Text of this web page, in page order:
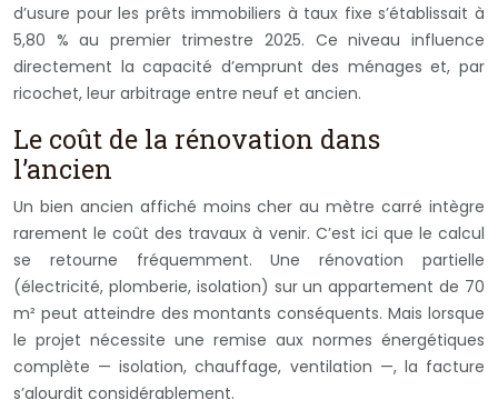
d’usure pour les prêts immobiliers à taux fixe s’établissait à
5,80 % au premier trimestre 2025. Ce niveau influence
directement la capacité d’emprunt des ménages et, par
ricochet, leur arbitrage entre neuf et ancien.
Le coût de la rénovation dans
l’ancien
Un bien ancien affiché moins cher au mètre carré intègre
rarement le coût des travaux à venir. C’est ici que le calcul
se retourne fréquemment. Une rénovation partielle
(électricité, plomberie, isolation) sur un appartement de 70
m² peut atteindre des montants conséquents. Mais lorsque
le projet nécessite une remise aux normes énergétiques
complète — isolation, chauffage, ventilation —, la facture
s’alourdit considérablement.